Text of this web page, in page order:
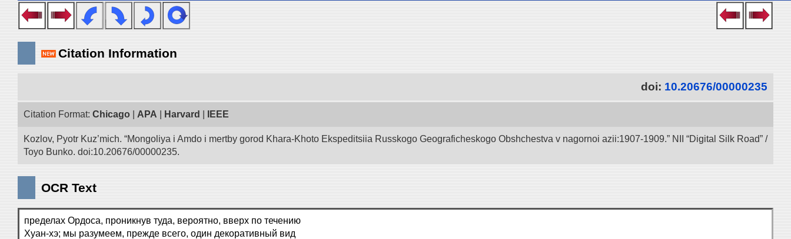
Citation Information
doi: 10.20676/00000235
Citation Format: Chicago APA Harvard IEEE
Kozlov, Pyotr Kuz’mich. “Mongoliya i Amdo i mertby gorod Khara-Khoto Ekspeditsiia Russkogo Geograficheskogo Obshchestva v nagornoi azii:1907-1909.” NII “Digital Silk Road” /
Toyo Bunko. doi:10.20676/00000235.
OCR Text
пределах Ордоса, проникнув туда, вероятно, вверх по течению
Хуан-хэ; мы разумеем, прежде всего, один декоративный вид